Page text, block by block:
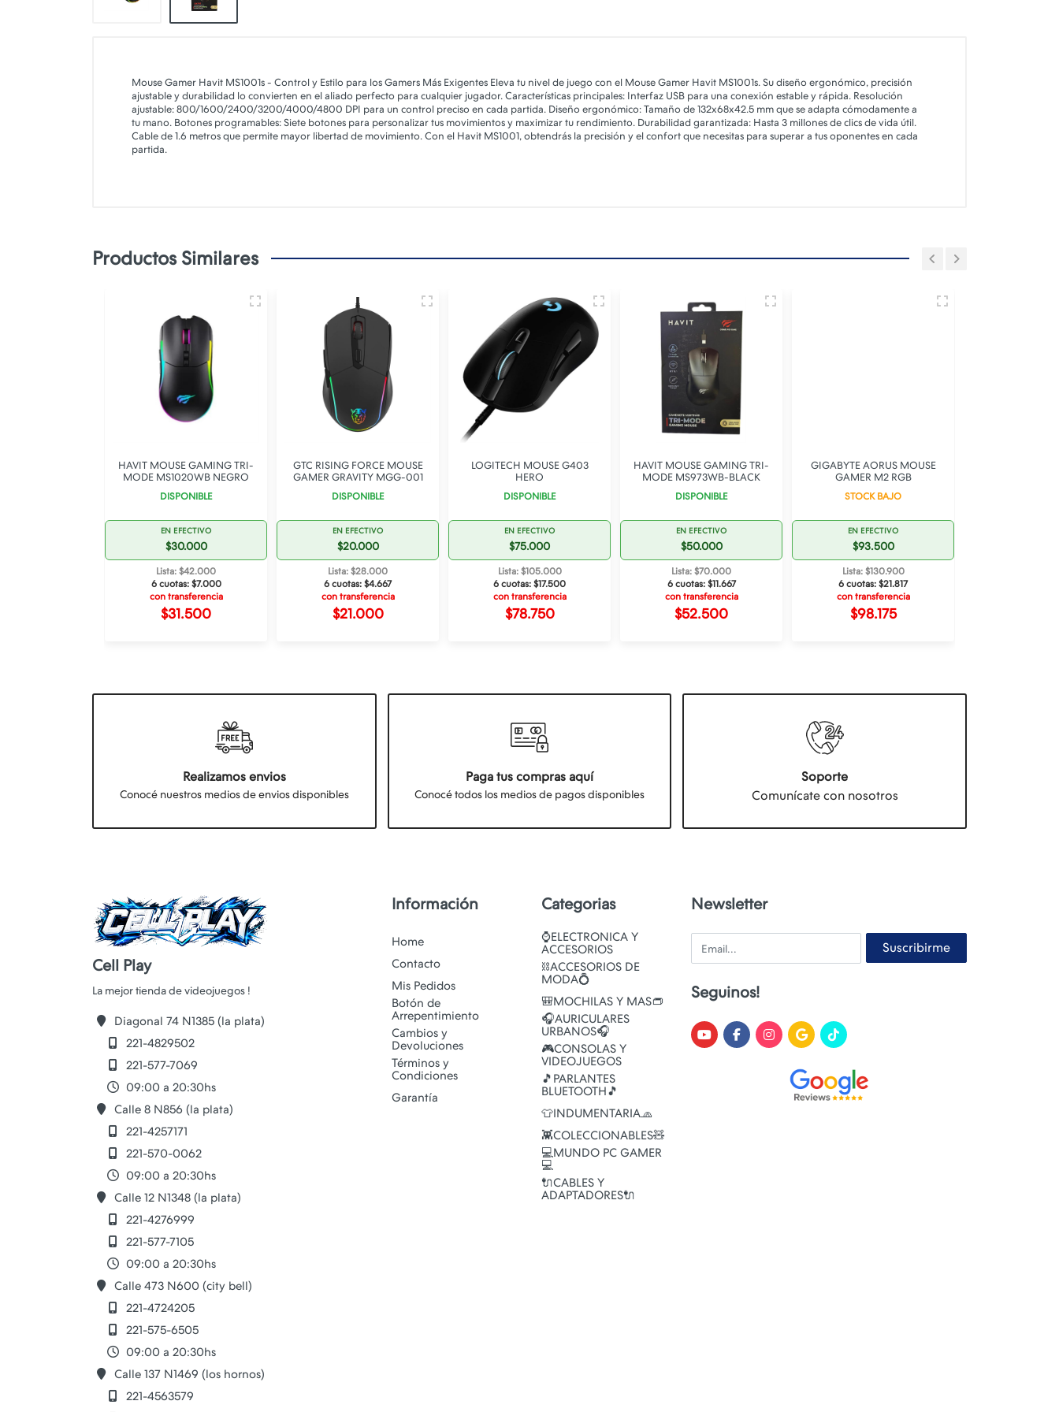
Mouse Gamer Havit MS1001s - Control y Estilo para los Gamers Más Exigentes Eleva tu nivel de juego con el Mouse Gamer Havit MS1001s. Su diseño ergonómico, precisión
ajustable y durabilidad lo convierten en el aliado perfecto para cualquier jugador. Características principales: Interfaz USB para una conexión estable y rápida. Resolución
ajustable: 800/1600/2400/3200/4000/4800 DPI para un control preciso en cada partida. Diseño ergonómico: Tamaño de 132x68x42.5 mm que se adapta cómodamente a
tu mano. Botones programables: Siete botones para personalizar tus movimientos y maximizar tu rendimiento. Durabilidad garantizada: Hasta 3 millones de clics de vida útil.
Cable de 1.6 metros que permite mayor libertad de movimiento. Con el Havit MS1001, obtendrás la precisión y el confort que necesitas para superar a tus oponentes en cada
partida.
Productos Similares
HAVIT MOUSE GAMING TRI-
MODE MS1020WB NEGRO
DISPONIBLE
EN EFECTIVO
$30.000
Lista: $42.000
6 cuotas: $7.000
con transferencia
$31.500
GTC RISING FORCE MOUSE
GAMER GRAVITY MGG-001
DISPONIBLE
EN EFECTIVO
$20.000
Lista: $28.000
6 cuotas: $4.667
con transferencia
$21.000
LOGITECH MOUSE G403
HERO
DISPONIBLE
EN EFECTIVO
$75.000
Lista: $105.000
6 cuotas: $17.500
con transferencia
$78.750
HAVIT MOUSE GAMING TRI-
MODE MS973WB-BLACK
DISPONIBLE
EN EFECTIVO
$50.000
Lista: $70.000
6 cuotas: $11.667
con transferencia
$52.500
GIGABYTE AORUS MOUSE
GAMER M2 RGB
STOCK BAJO
EN EFECTIVO
$93.500
Lista: $130.900
6 cuotas: $21.817
con transferencia
$98.175
Realizamos envios
Conocé nuestros medios de envios disponibles
Paga tus compras aquí
Conocé todos los medios de pagos disponibles
Soporte
Comunícate con nosotros
Cell Play
Diagonal 74 N1385 (la plata)
221-4829502
221-577-7069
09:00 a 20:30hs
Calle 8 N856 (la plata)
221-4257171
221-570-0062
09:00 a 20:30hs
Calle 12 N1348 (la plata)
221-4276999
221-577-7105
09:00 a 20:30hs
Calle 473 N600 (city bell)
221-4724205
221-575-6505
09:00 a 20:30hs
Calle 137 N1469 (los hornos)
221-4563579
Información
Home
Contacto
Mis Pedidos
Botón de
Arrepentimiento
Cambios y
Devoluciones
Términos y
Condiciones
Garantía
Categorias
⌚ELECTRONICA Y
ACCESORIOS
⛓️ACCESORIOS DE
MODA💍
🎒MOCHILAS Y MAS👝
🎧AURICULARES
URBANOS🎧
🎮CONSOLAS Y
VIDEOJUEGOS
🎵PARLANTES
BLUETOOTH🎵
👕INDUMENTARIA🧢
👾COLECCIONABLES🧸
💻MUNDO PC GAMER
💻
🔌CABLES Y
ADAPTADORES🔌
Newsletter
Email Suscribirme
Seguinos!